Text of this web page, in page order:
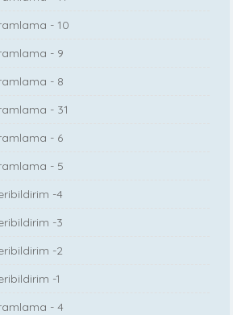
- 10
- 9
- 8
- 31
- 6
- 5
-4
-3
-2
-1
- 4